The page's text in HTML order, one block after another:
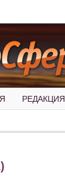
РЕДАКЦИЯ